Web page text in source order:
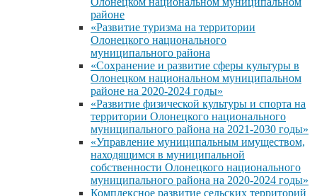
районе
«Развитие туризма на территории
Олонецкого национального
муниципального района
«Сохранение и развитие сферы культуры в
Олонецком национальном муниципальном
районе на 2020-2024 годы»
«Развитие физической культуры и спорта на
территории Олонецкого национального
муниципального района на 2021-2030 годы»
«Управление муниципальным имуществом,
находящимся в муниципальной
собственности Олонецкого национального
муниципального района на 2020-2024 годы»
Комплексное развитие сельских территорий